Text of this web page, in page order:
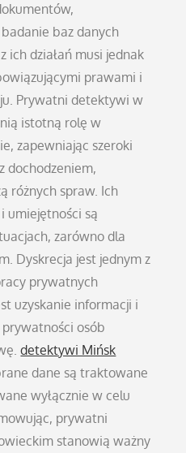
baz danych
ich działań musi jednak
prawami i
Prywatni detektywi w
istotną rolę w
zapewniając szeroki
dochodzeniem,
różnych spraw. Ich
umiejętności są
zarówno dla
Dyskrecja jest jednym z
prywatnych
uzyskanie informacji i
osób
detektywi Mińsk
dane są traktowane
wyłącznie w celu
prywatni
stanowią ważny